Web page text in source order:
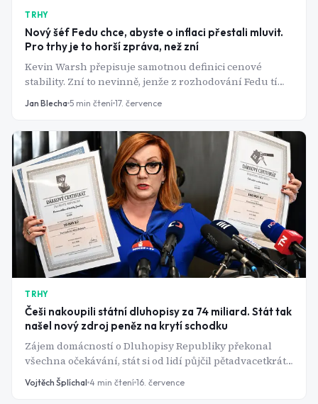
TRHY
Nový šéf Fedu chce, abyste o inflaci přestali mluvit.
Pro trhy je to horší zpráva, než zní
Kevin Warsh přepisuje samotnou definici cenové
stability. Zní to nevinně, jenže z rozhodování Fedu tím
dělá hádanku a hrozí zvýšením sazeb v době, kdy akcie
Jan Blecha 5 min čtení 17. července
TRHY
Češi nakoupili státní dluhopisy za 74 miliard. Stát tak
našel nový zdroj peněz na krytí schodku
Zájem domácností o Dluhopisy Republiky překonal
všechna očekávání, stát si od lidí půjčil pětadvacetkrát
víc než při stejné příležitosti v roce 2019.
Vojtěch Šplíchal 4 min čtení 16. července